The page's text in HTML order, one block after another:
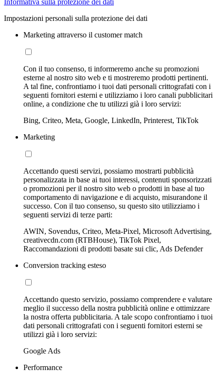
Impostazioni personali sulla protezione dei dati
Marketing attraverso il customer match
Con il tuo consenso, ti informeremo anche su promozioni
esterne al nostro sito web e ti mostreremo prodotti pertinenti.
A tal fine, confrontiamo i tuoi dati personali crittografati con i
seguenti fornitori esterni e utilizziamo i loro canali pubblicitari
online, a condizione che tu utilizzi già i loro servizi:
Bing, Criteo, Meta, Google, LinkedIn, Printerest, TikTok
Marketing
Accettando questi servizi, possiamo mostrarti pubblicità
personalizzata in base ai tuoi interessi, contenuti sponsorizzati
o promozioni per il nostro sito web o prodotti in base al tuo
comportamento di navigazione e di acquisto, misurandone il
successo. Con il tuo consenso, su questo sito utilizziamo i
seguenti servizi di terze parti:
AWIN, Sovendus, Criteo, Meta-Pixel, Microsoft Advertising,
creativecdn.com (RTBHouse), TikTok Pixel,
Raccomandazioni di prodotti basate sui clic, Ads Defender
Conversion tracking esteso
Accettando questo servizio, possiamo comprendere e valutare
meglio il successo della nostra pubblicità online e ottimizzare
la nostra offerta pubblicitaria. A tale scopo confrontiamo i tuoi
dati personali crittografati con i seguenti fornitori esterni se
utilizzi già i loro servizi:
Google Ads
Performance